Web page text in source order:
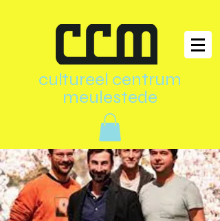
cultureel centrum
meulestede